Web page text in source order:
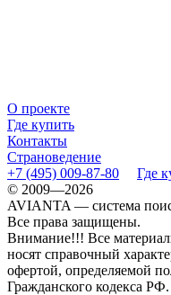
О проекте
Где купить
Контакты
Страноведение
+7 (495) 009-87-80
Где
© 2009—2026
AVIANTA — система
Все права защищены.
Внимание!!! Все
носят справочный
офертой, определяемой
Гражданского кодекса РФ.